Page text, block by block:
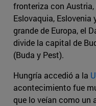
fronteriza con Austria,
Eslovaquia, Eslovenia
grande de Europa, el
divide la capital de
(Buda y Pest).
Hungría accedió a la
acontecimiento fue
que lo veían como un